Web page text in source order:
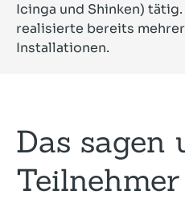
Icinga und Shinken)
realisierte bereits
Installationen.
Das sagen
Teilnehmer